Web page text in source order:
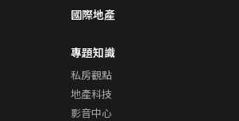
國際地產
專題知識
私房觀點
地產科技
影音中心